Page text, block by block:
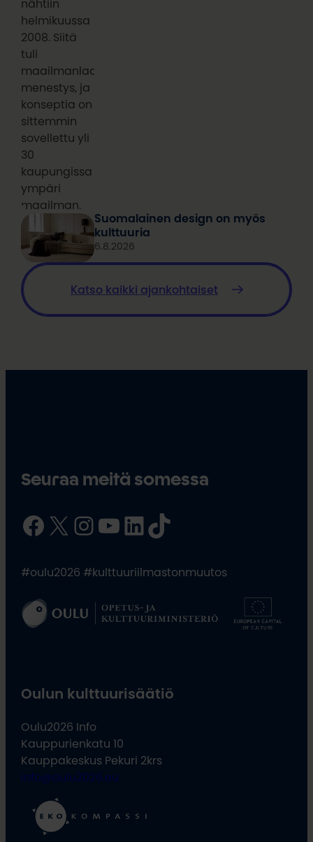
nähtiin
helmikuussa
2008. Siitä
tuli
maailmanlaajuinen
menestys, ja
konseptia on
sittemmin
sovellettu yli
30
kaupungissa
ympäri
maailman.
Suomalainen design on myös
kulttuuria
6.8.2026
Katso kaikki ajankohtaiset
Seuraa meitä somessa
Facebook X InstagramYouTube LinkedIn TikTok
#oulu2026 #kulttuuriilmastonmuutos
Oulun kulttuurisäätiö
Oulu2026 Info
Kauppurienkatu 10
Kauppakeskus Pekuri 2krs
info@oulu2026.eu